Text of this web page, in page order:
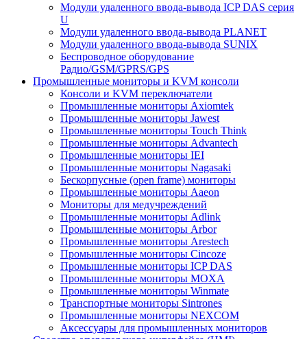
Модули удаленного ввода-вывода ICP DAS серия
U
Модули удаленного ввода-вывода PLANET
Модули удаленного ввода-вывода SUNIX
Беспроводное оборудование
Радио/GSM/GPRS/GPS
Промышленные мониторы и KVM консоли
Консоли и KVM переключатели
Промышленные мониторы Axiomtek
Промышленные мониторы Jawest
Промышленные мониторы Touch Think
Промышленные мониторы Advantech
Промышленные мониторы IEI
Промышленные мониторы Nagasaki
Бескорпусные (open frame) мониторы
Промышленные мониторы Aaeon
Мониторы для медучреждений
Промышленные мониторы Adlink
Промышленные мониторы Arbor
Промышленные мониторы Arestech
Промышленные мониторы Cincoze
Промышленные мониторы ICP DAS
Промышленные мониторы MOXA
Промышленные мониторы Winmate
Транспортные мониторы Sintrones
Промышленные мониторы NEXCOM
Аксессуары для промышленных мониторов